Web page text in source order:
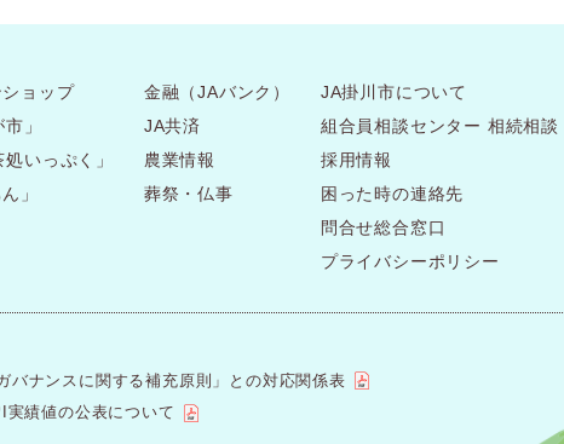
ョップ
」
いっぷく」
」
金融（JAバンク）
JA共済
農業情報
葬祭・仏事
JA掛川市について
組合員相談センター 相続相談
採用情報
困った時の連絡先
問合せ総合窓口
プライバシーポリシー
バナンスに関する補充原則」との対応関係表
績値の公表について